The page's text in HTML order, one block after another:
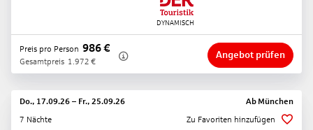
Preis pro Person 986€
Gesamtpreis 1.972 €
Angebot prüfen
Do., 17.09.26 – Fr., 25.09.26 Ab München
7 Nächte
Zu Favoriten hinzufügen